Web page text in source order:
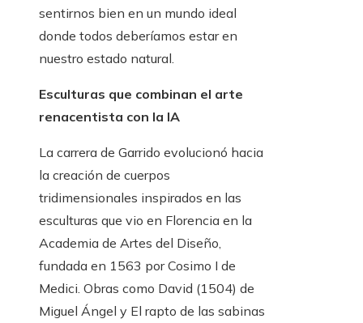
sentirnos bien en un mundo ideal
donde todos deberíamos estar en
nuestro estado natural.
Esculturas que combinan el arte
renacentista con la IA
La carrera de Garrido evolucionó hacia
la creación de cuerpos
tridimensionales inspirados en las
esculturas que vio en Florencia en la
Academia de Artes del Diseño,
fundada en 1563 por Cosimo I de
Medici. Obras como David (1504) de
Miguel Ángel y El rapto de las sabinas